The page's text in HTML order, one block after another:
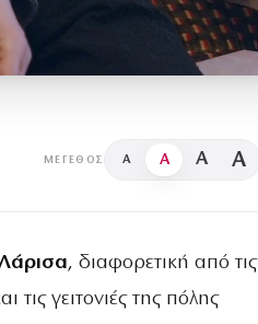
ΜΈΓΕΘΟΣ A A A A
, διαφορετική από τις
γειτονιές της πόλης